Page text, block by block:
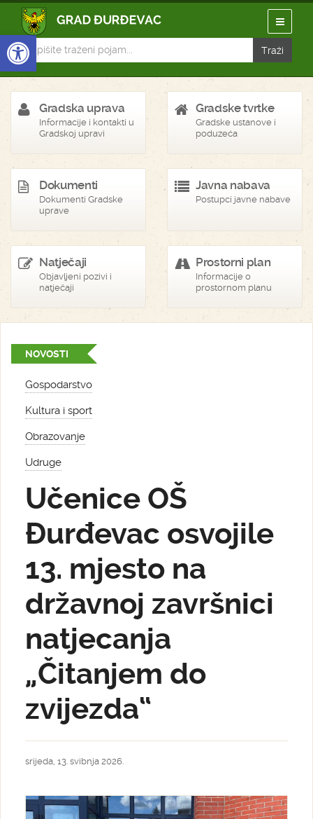
Open toolbar
Gradska uprava
Informacije i kontakti u
Gradskoj upravi
Gradske tvrtke
Gradske ustanove i
poduzeća
Dokumenti
Dokumenti Gradske
uprave
Javna nabava
Postupci javne nabave
Natječaji
Objavljeni pozivi i
natječaji
Prostorni plan
Informacije o
prostornom planu
NOVOSTI
Gospodarstvo
Kultura i sport
Obrazovanje
Udruge
Učenice OŠ
Đurđevac osvojile
13. mjesto na
državnoj završnici
natjecanja
„Čitanjem do
zvijezda“
srijeda, 13. svibnja 2026.